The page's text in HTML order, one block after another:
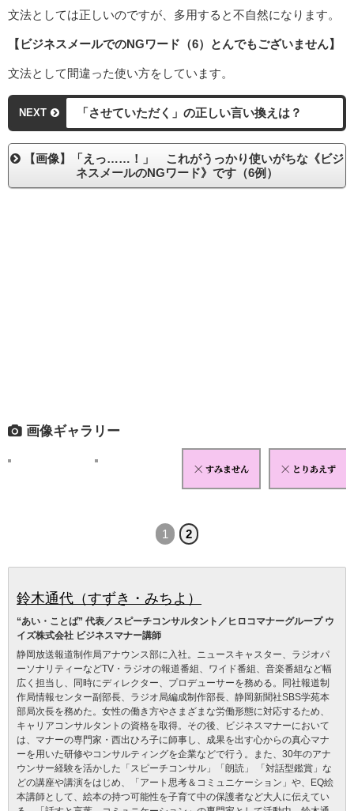
文法としては正しいのですが、多用すると不自然になります。
【ビジネスメールでのNGワード（6）とんでもございません】
文法として間違った使い方をしています。
NEXT 「させていただく」の正しい言い換えは？
【画像】「えっ……！」 これがうっかり使いがちな《ビジ
ネスメールのNGワード》です（6例）
画像ギャラリー
1 2
鈴⽊通代（すずき・みちよ）
“あい・ことば” 代表／スピーチコンサルタント／ヒロコマナーグループ ウ
イズ株式会社 ビジネスマナー講師
静岡放送報道制作局アナウンス部に⼊社。ニュースキャスター、ラジオパ
ーソナリティーなどTV・ラジオの報道番組、ワイド番組、⾳楽番組など幅
広く担当し、同時にディレクター、プロデューサーを務める。同社報道制
作局情報センター副部⻑、ラジオ局編成制作部⻑、静岡新聞社SBS学苑本
部局次⻑を務めた。女性の働き方やさまざまな労働形態に対応するため、
キャリアコンサルタントの資格を取得。その後、ビジネスマナーにおいて
は、マナーの専門家・西出ひろ子に師事し、成果を出す心からの真心マナ
ーを用いた研修やコンサルティングを企業などで行う。また、30年のアナ
ウンサー経験を活かした「スピーチコンサル」「朗読」 「対話型鑑賞」な
どの講座や講演をはじめ、「アート思考＆コミュニケーション」や、EQ絵
本講師として、絵本の持つ可能性を⼦育て中の保護者など⼤⼈に伝えてい